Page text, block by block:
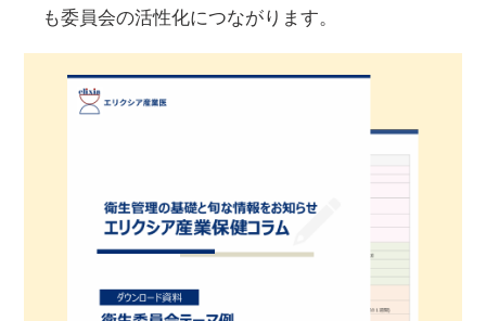
も委員会の活性化につながります。